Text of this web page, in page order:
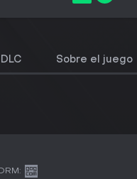
DLC Sobre el juego
DRM: